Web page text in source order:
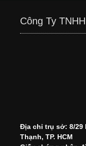
Công Ty
Địa chỉ trụ sở: 8/29
Thạnh, TP. HCM